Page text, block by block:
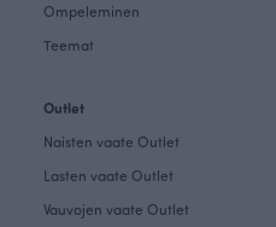
Ompeleminen
Teemat
Outlet
Naisten vaate Outlet
Lasten vaate Outlet
Vauvojen vaate Outlet